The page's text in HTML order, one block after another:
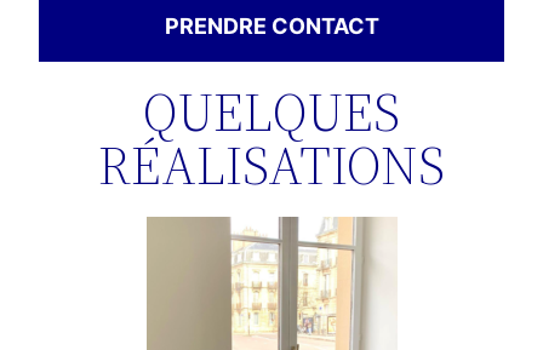
PRENDRE CONTACT
QUELQUES
RÉALISATIONS